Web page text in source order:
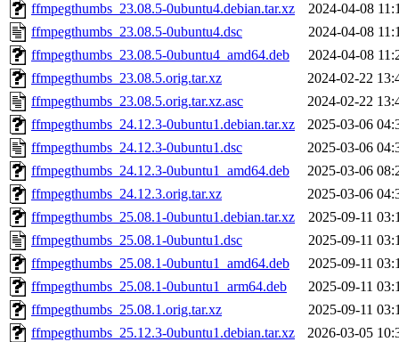
ffmpegthumbs_23.08.5-0ubuntu4.debian.tar.xz
2024-04-08
ffmpegthumbs_23.08.5-0ubuntu4.dsc
2024-04-08
ffmpegthumbs_23.08.5-0ubuntu4_amd64.deb
2024-04-08
ffmpegthumbs_23.08.5.orig.tar.xz
2024-02-22
ffmpegthumbs_23.08.5.orig.tar.xz.asc
2024-02-22
ffmpegthumbs_24.12.3-0ubuntu1.debian.tar.xz
2025-03-06
ffmpegthumbs_24.12.3-0ubuntu1.dsc
2025-03-06
ffmpegthumbs_24.12.3-0ubuntu1_amd64.deb
2025-03-06
ffmpegthumbs_24.12.3.orig.tar.xz
2025-03-06
ffmpegthumbs_25.08.1-0ubuntu1.debian.tar.xz
2025-09-11
ffmpegthumbs_25.08.1-0ubuntu1.dsc
2025-09-11
ffmpegthumbs_25.08.1-0ubuntu1_amd64.deb
2025-09-11
ffmpegthumbs_25.08.1-0ubuntu1_arm64.deb
2025-09-11
ffmpegthumbs_25.08.1.orig.tar.xz
2025-09-11
ffmpegthumbs_25.12.3-0ubuntu1.debian.tar.xz
2026-03-05